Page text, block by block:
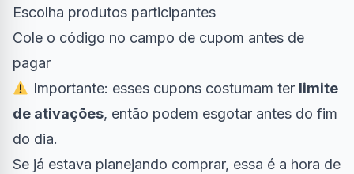
Escolha produtos participantes
Cole o código no campo de cupom antes de
pagar
Importante: esses cupons costumam ter limite
de ativações, então podem esgotar antes do fim
do dia.
Se já estava planejando comprar, essa é a hora de